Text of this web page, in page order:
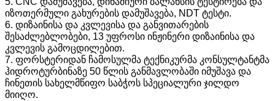
იზოთერმული გახურების დამუშავება, NDT ტესტი.
6. დიზაინისა და კვლევისა და განვითარების
შესაძლებლობები, 13 უფროსი ინჟინერი დიზაინისა და
კვლევის გამოცდილებით.
7. ფორსტერიდან ჩამოსულმა ტექნიკურმა კონსულტანტმა
ჰიდროტურბინაზე 50 წლის განმავლობაში იმუშავა და
ჩინეთის სახელმწიფო საბჭოს სპეციალური ჯილდო
მიიღო.